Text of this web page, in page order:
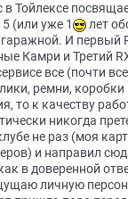
Тойлексе
(или уже 1
лет
И первый
Камри и Третий
все (почти
ремни, коробки
то к качеству
никогда
не раз (моя
и направил
в доверенной
личную